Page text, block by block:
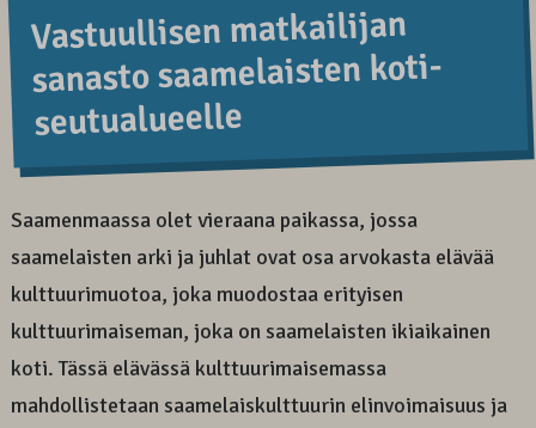
Vastuul­lisen matkai­lijan
sanasto saame­laisten koti­
seutu­alueel­le
Saamenmaassa olet vieraana paikassa, jossa
saamelaisten arki ja juhlat ovat osa arvokasta elävää
kulttuurimuotoa, joka muodostaa erityisen
kulttuurimaiseman, joka on saamelaisten ikiaikainen
koti. Tässä elävässä kulttuurimaisemassa
mahdollistetaan saamelaiskulttuurin elinvoimaisuus ja